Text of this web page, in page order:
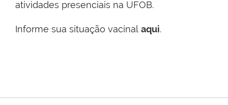
atividades presenciais na UFOB.
Informe sua situação vacinal aqui.